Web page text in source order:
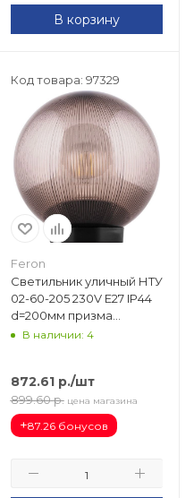
В корзину
Код товара: 97329
Feron
Светильник уличный НТУ
02-60-205 230V E27 IP44
d=200мм призма
дымчатый 11567
В наличии: 4
872.61р./шт
899.60 р. цена магазина
+87.26 бонусов